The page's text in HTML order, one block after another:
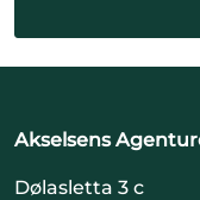
Akselsens
Dølasletta 3 c